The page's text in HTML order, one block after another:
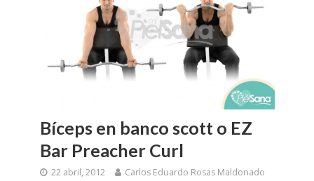
Bíceps en banco scott o EZ
Bar Preacher Curl
22 abril, 2012 Carlos Eduardo Rosas Maldonado